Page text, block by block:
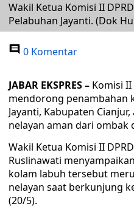
Wakil Ketua Komisi II
Pelabuhan Jayanti. (Dok
0 Komentar
JABAR EKSPRES – Komisi II
mendorong penambahan
Jayanti, Kabupaten
nelayan aman dari ombak
Wakil Ketua Komisi II
Ruslinawati
kolam labuh tersebut
nelayan saat berkunjung
(20/5).